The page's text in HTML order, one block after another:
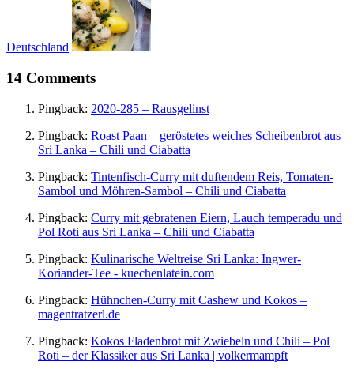
Deutschland
14 Comments
Pingback: 2020-285 – Rausgelinst
Pingback: Roast Paan – geröstetes weiches Scheibenbrot aus
Sri Lanka – Chili und Ciabatta
Pingback: Tintenfisch-Curry mit duftendem Reis, Tomaten-
Sambol und Möhren-Sambol – Chili und Ciabatta
Pingback: Curry mit gebratenen Eiern, Lauch temperadu und
Pol Roti aus Sri Lanka – Chili und Ciabatta
Pingback: Kulinarische Weltreise Sri Lanka: Ingwer-
Koriander-Tee - kuechenlatein.com
Pingback: Hühnchen-Curry mit Cashew und Kokos –
magentratzerl.de
Pingback: Kokos Fladenbrot mit Zwiebeln und Chili – Pol
Roti – der Klassiker aus Sri Lanka | volkermampft